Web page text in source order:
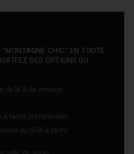
"MONTAGNE CHIC" EN TOUTE
DES OPTIONS DU
de lit & de maison
à tarifs préférentiels
au SPA à tarifs